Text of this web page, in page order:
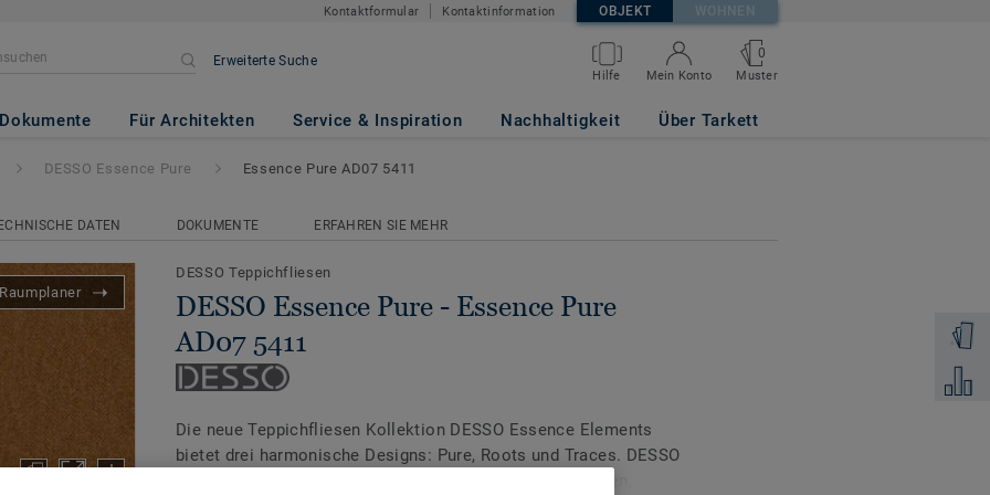
Kontaktformular Kontaktinformation OBJEKT WOHNEN
Erweiterte Suche
Hilfe Mein Konto
0
Muster
Dokumente Für Architekten Service & Inspiration Nachhaltigkeit Über Tarkett
- Essence Pure AD07 5411
Zum
DESSO Essence Pure Essence Pure AD07 5411
DATEN DOKUMENTE ERFAHREN SIE MEHR
Raumplaner
DESSO Teppichfliesen
DESSO Essence Pure - Essence Pure
AD07 5411
Die neue Teppichfliesen Kollektion DESSO Essence Elements
bietet drei harmonische Designs: Pure, Roots und Traces. DESSO